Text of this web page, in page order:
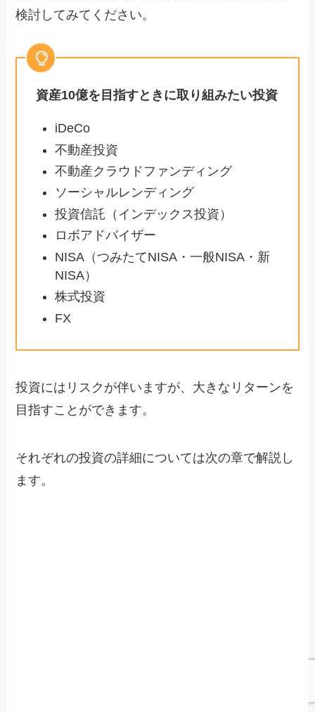
検討してみてください。
資産10億を目指すときに取り組みたい投資
iDeCo
不動産投資
不動産クラウドファンディング
ソーシャルレンディング
投資信託（インデックス投資）
ロボアドバイザー
NISA（つみたてNISA・一般NISA・新
NISA）
株式投資
FX
投資にはリスクが伴いますが、大きなリターンを
目指すことができます。
それぞれの投資の詳細については次の章で解説し
ます。